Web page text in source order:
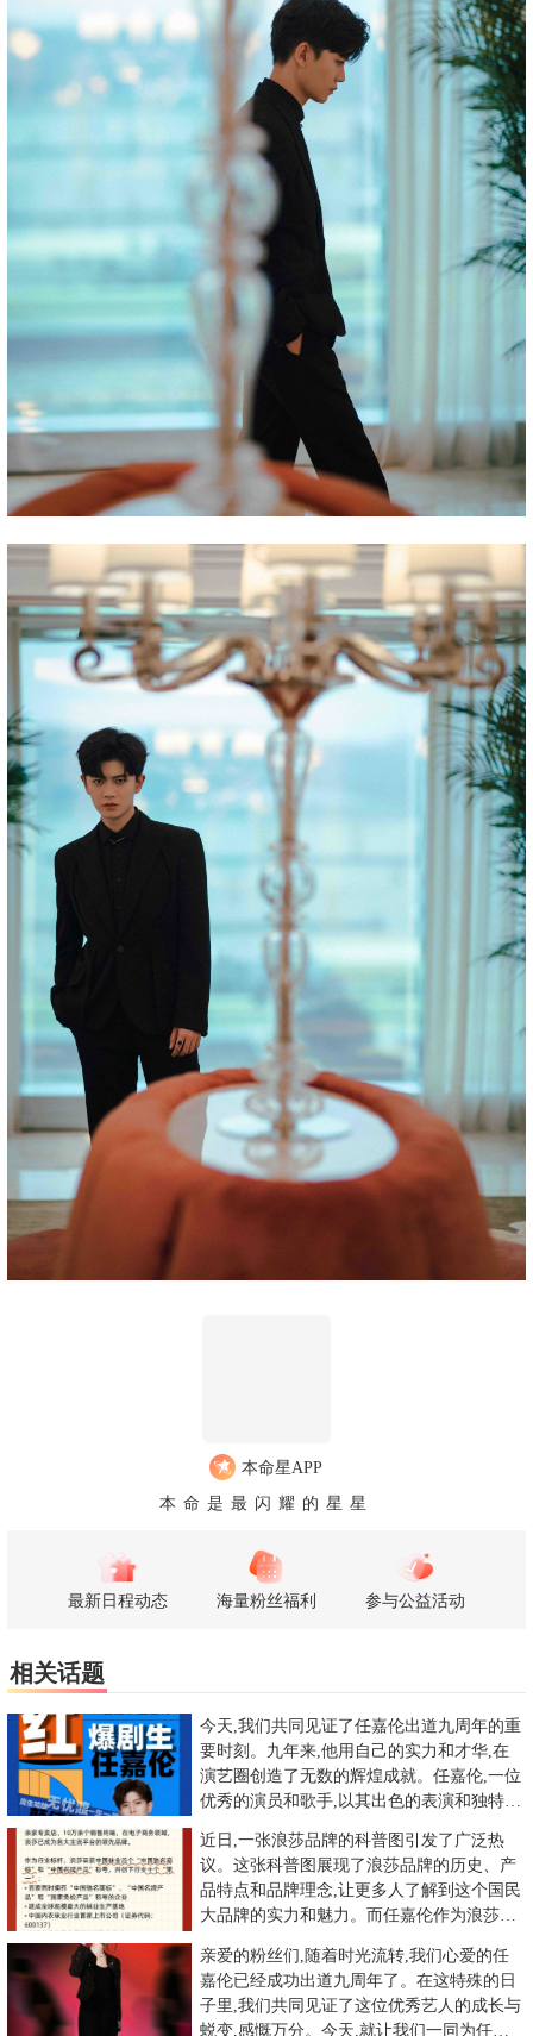
本命星APP
本命是最闪耀的星星
最新日程动态 海量粉丝福利 参与公益活动
相关话题
今天,我们共同见证了任嘉伦出道九周年的重
要时刻。九年来,他用自己的实力和才华,在
演艺圈创造了无数的辉煌成就。任嘉伦,一位
优秀的演员和歌手,以其出色的表演和独特的
近日,一张浪莎品牌的科普图引发了广泛热
议。这张科普图展现了浪莎品牌的历史、产
品特点和品牌理念,让更多人了解到这个国民
大品牌的实力和魅力。而任嘉伦作为浪莎品
亲爱的粉丝们,随着时光流转,我们心爱的任
嘉伦已经成功出道九周年了。在这特殊的日
子里,我们共同见证了这位优秀艺人的成长与
蜕变,感慨万分。今天,就让我们一同为任嘉